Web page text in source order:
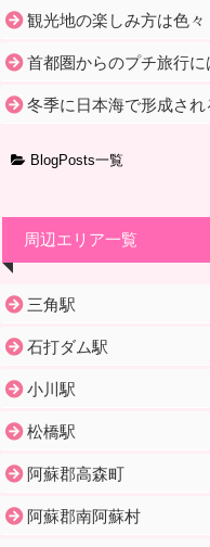
観光地の楽しみ方は色々
首都圏からのプチ旅行
冬季に日本海で形成さ
BlogPosts一覧
周辺エリア一覧
三角駅
石打ダム駅
小川駅
松橋駅
阿蘇郡高森町
阿蘇郡南阿蘇村